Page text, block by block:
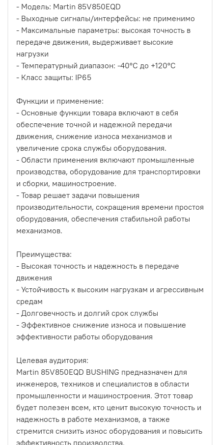
- Модель: Martin 85V850EQD
- Выходные сигналы/интерфейсы: не применимо
- Максимальные параметры: высокая точность в
передаче движения, выдерживает высокие
нагрузки
- Температурный диапазон: -40°C до +120°C
- Класс защиты: IP65
Функции и применение:
- Основные функции товара включают в себя
обеспечение точной и надежной передачи
движения, снижение износа механизмов и
увеличение срока службы оборудования.
- Области применения включают промышленные
производства, оборудование для транспортировки
и сборки, машиностроение.
- Товар решает задачи повышения
производительности, сокращения времени простоя
оборудования, обеспечения стабильной работы
механизмов.
Преимущества:
- Высокая точность и надежность в передаче
движения
- Устойчивость к высоким нагрузкам и агрессивным
средам
- Долговечность и долгий срок службы
- Эффективное снижение износа и повышение
эффективности работы оборудования
Целевая аудитория:
Martin 85V850EQD BUSHING предназначен для
инженеров, техников и специалистов в области
промышленности и машиностроения. Этот товар
будет полезен всем, кто ценит высокую точность и
надежность в работе механизмов, а также
стремится снизить износ оборудования и повысить
эффективность производства.